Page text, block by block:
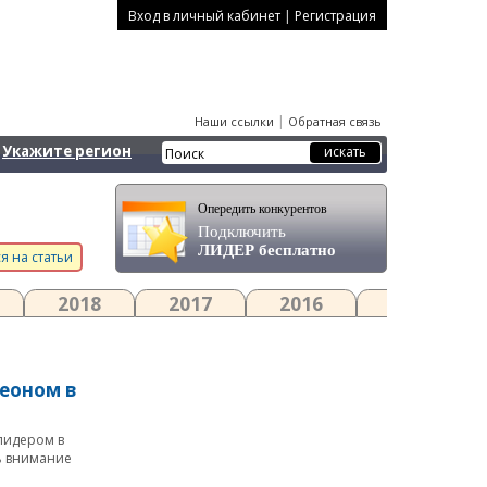
Вход в личный кабинет | Регистрация
Наши ссылки | Обратная связь
Укажите регион
на статьи
2018 2017 2016
в
в
внимание
Опередить конкурентов
Подключить
ЛИДЕР бесплатно